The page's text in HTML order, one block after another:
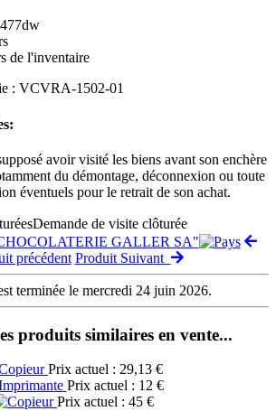
de l'inventaire
: VCVRA-1502-01
avoir visité les biens avant son enchère
du démontage, déconnexion ou toute
éventuels pour le retrait de son achat.
Demande de visite clôturée
GALLER SA"
précédent Produit Suivant
terminée le mercredi 24 juin 2026.
produits similaires en vente...
Prix actuel : 29,13 €
Prix actuel : 12 €
Prix actuel : 45 €